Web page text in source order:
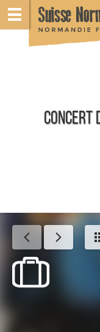
Événements